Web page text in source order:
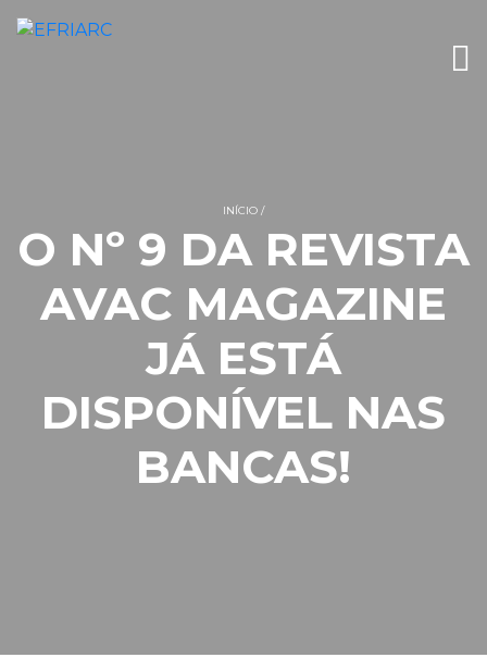
INÍCIO
O Nº 9 DA REVISTA
AVAC MAGAZINE
JÁ ESTÁ
DISPONÍVEL NAS
BANCAS!